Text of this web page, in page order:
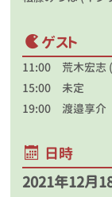
ゲスト
11:00 荒木宏志
15:00 未定
19:00 渡邉享介
日時
2021年12月